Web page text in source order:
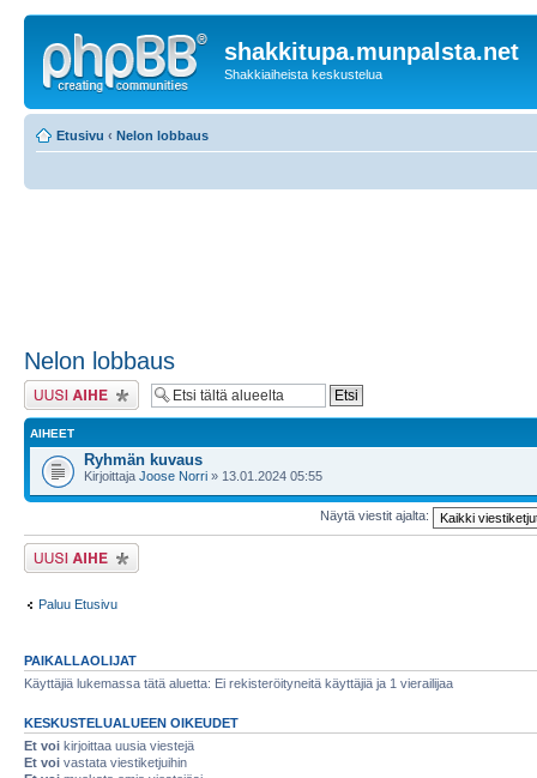
shakkitupa.munpalsta.net
Shakkiaiheista keskustelua
Etusivu ‹ Nelon lobbaus
Nelon lobbaus
Lähetä uusi viesti
AIHEET
Ryhmän kuvaus
Kirjoittaja Joose Norri » 13.01.2024 05:55
Näytä viestit ajalta:
Lähetä uusi viesti
Paluu Etusivu
PAIKALLAOLIJAT
Käyttäjiä lukemassa tätä aluetta: Ei rekisteröityneitä käyttäjiä ja 1 vierailijaa
KESKUSTELUALUEEN OIKEUDET
Et voi kirjoittaa uusia viestejä
Et voi vastata viestiketjuihin